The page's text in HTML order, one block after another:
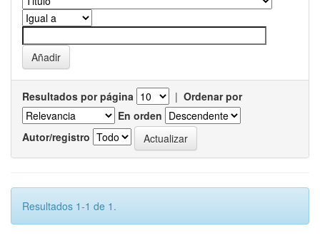
Resultados por página | Ordenar por
En orden
Autor/registro
Resultados 1-1 de 1.